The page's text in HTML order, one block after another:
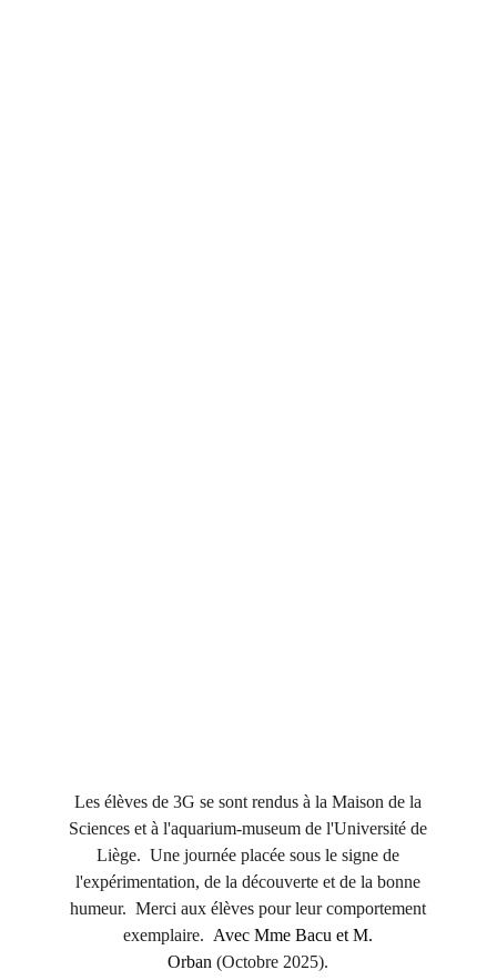
Les élèves de 3G se sont rendus à la Maison de la
Sciences et à l'aquarium-museum de l'Université de
Liège. Une journée placée sous le signe de
l'expérimentation, de la découverte et de la bonne
humeur. Merci aux élèves pour leur comportement
exemplaire. Avec Mme Bacu et M.
Orban(Octobre 2025).